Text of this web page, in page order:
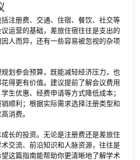
注册费、交通、住宿、餐饮、社交等
运营的基础，差旅住宿往往是支出的
人而异，还有一些容易被忽视的杂项
划参会预算，既能减轻经济压力，也
得更有价值。建议提前了解会议费用
生优惠、经费申请等方式降低成本；
顺利；根据实际需求选择注册类型和
消费。
长的投资。无论是注册费还是差旅住
交流、前沿知识和人脉资源，往往是
这篇指南能帮助你更清晰地了解学术